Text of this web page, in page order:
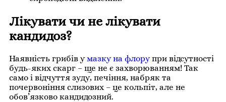
Лікувати чи не лікувати
кандидоз?
Наявність грибів умазку на флорупри відсутності
будь-яких скарг – ще не є захворюванням! Так
само і відчуття зуду, печіння, набряк та
почервоніння слизових – це кольпіт, але не
обов’язково кандидозний.